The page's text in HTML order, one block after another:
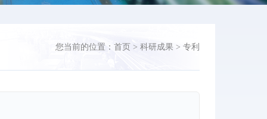
您当前的位置： 首页 > 科研成果 > 专利